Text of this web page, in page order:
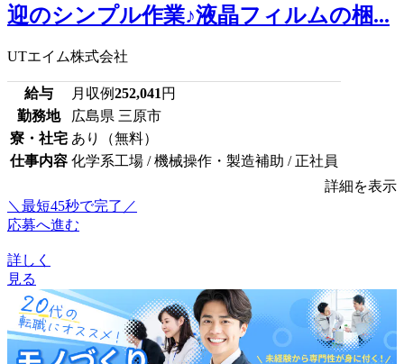
迎のシンプル作業♪液晶フィルムの梱...
UTエイム株式会社
給与 月収例252,041 円
勤務地
広島県 三原市
寮・社宅 あり（無料）
仕事内容 化学系工場 / 機械操作・製造補助 / 正社員
詳細を表示
＼最短45秒で完了／
応募へ進む
詳しく
見る